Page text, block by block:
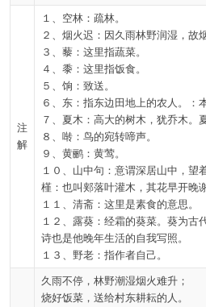
注
解
１、空林：疏林。
２、烟火迟：因久雨林野润湿，故
３、藜：这里指蔬菜。
４、黍：这里指饭食。
５、饷：致送。
６、东：指东边田地上的农人。：
７、夏木：高大的树木，犹乔木。
８、啭：鸟的宛转啼声。
９、黄鹂：黄莺。
１０、山中句：意谓深居山中，望
槿：也叫郏落叶灌木，其花早开晚
１１、清斋：这里是素食的意思。
１２、露葵：经霜的葵菜。葵为古
诗也是他晚年生活的自我写照。
１３、野老：指作者自己。
久雨不停，林野潮湿烟火难升；
烧好饭菜，送给村东耕耘的人。